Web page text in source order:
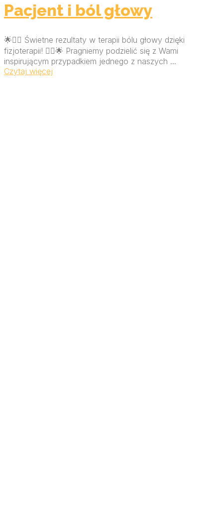
Pacjent i ból głowy
🌟💆‍♂️ Świetne rezultaty w terapii bólu głowy dzięki
fizjoterapii! 💆‍♀️🌟 Pragniemy podzielić się z Wami
inspirującym przypadkiem jednego z naszych ...
Czytaj więcej